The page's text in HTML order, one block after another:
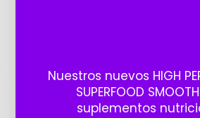
Nuestros nuevos HIGH
SUPERFOOD
suplementos